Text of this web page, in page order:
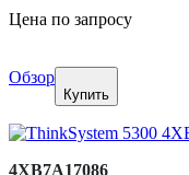
Цена по запросу
Обзор
Купить
4XB7A17086